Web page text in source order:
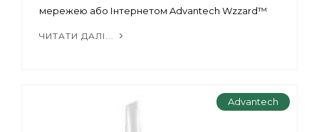
мережею або Інтернетом Advantech Wzzard™
ЧИТАТИ ДАЛІ...
Advantech